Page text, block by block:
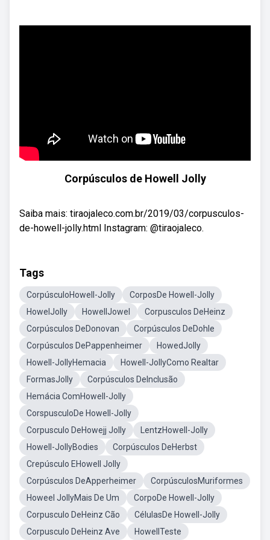
Corpúsculos de Howell Jolly
Saiba mais: tiraojaleco.com.br/2019/03/corpusculos-
de-howell-jolly.html Instagram: @tiraojaleco.
Tags
CorpúsculoHowell-Jolly
CorposDe Howell-Jolly
HowelJolly
HowellJowel
Corpusculos DeHeinz
Corpúsculos DeDonovan
Corpúsculos DeDohle
Corpúsculos DePappenheimer
HowedJolly
Howell-JollyHemacia
Howell-JollyComo Realtar
FormasJolly
Corpúsculos DeInclusão
Hemácia ComHowell-Jolly
CorspusculoDe Howell-Jolly
Corpusculo DeHowejj Jolly
LentzHowell-Jolly
Howell-JollyBodies
Corpúsculos DeHerbst
Crepúsculo EHowell Jolly
Corpúsculos DeApperheimer
CorpúsculosMuriformes
Howeel JollyMais De Um
CorpoDe Howell-Jolly
Corpusculo DeHeinz Cão
CélulasDe Howell-Jolly
Corpusculo DeHeinz Ave
HowellTeste